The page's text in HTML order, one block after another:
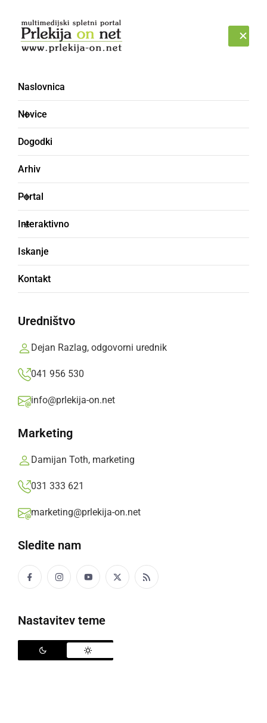
Naslovnica
Novice
Dogodki
Arhiv
Portal
Interaktivno
Iskanje
Kontakt
Uredništvo
Dejan Razlag, odgovorni urednik
041 956 530
info@prlekija-on.net
Marketing
Damijan Toth, marketing
031 333 621
marketing@prlekija-on.net
Sledite nam
Nastavitev teme
Saša Seršen
ŠPORT
Saša Seršen in Fjori slavila na kvalifikacijah
za slovenski kasaški derbi
ponedeljek, 5. avgust 2019 ob 17:44
Popularne rubrike novic
Kultura
Politika
Narava